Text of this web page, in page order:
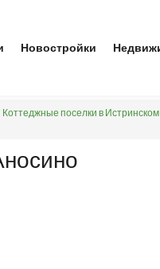
Новостройки
Коттеджные поселки в